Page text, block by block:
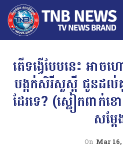
តើទង្វើបែបនេះ អា
បង្កក់សិរីសួស្តី ជូនដល់
ដែរទេ? (ស្លៀកពាក់
សម្ត
On Mar